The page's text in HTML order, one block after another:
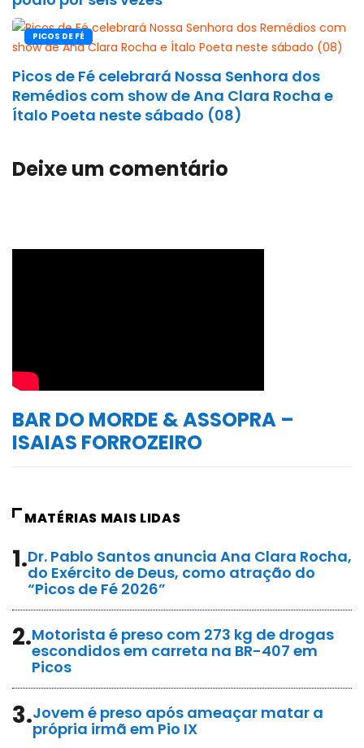
PICOS DE FÉ
Picos de Fé celebrará Nossa Senhora dos
Remédios com show de Ana Clara Rocha e
Ítalo Poeta neste sábado (08)
Deixe um comentário
BAR DO MORDE & ASSOPRA –
ISAIAS FORROZEIRO
MATÉRIAS MAIS LIDAS
1.Dr. Pablo Santos anuncia Ana Clara Rocha,
do Exército de Deus, como atração do
“Picos de Fé 2026”
2.Motorista é preso com 273 kg de drogas
escondidos em carreta na BR-407 em
Picos
3.Jovem é preso após ameaçar matar a
própria irmã em Pio IX